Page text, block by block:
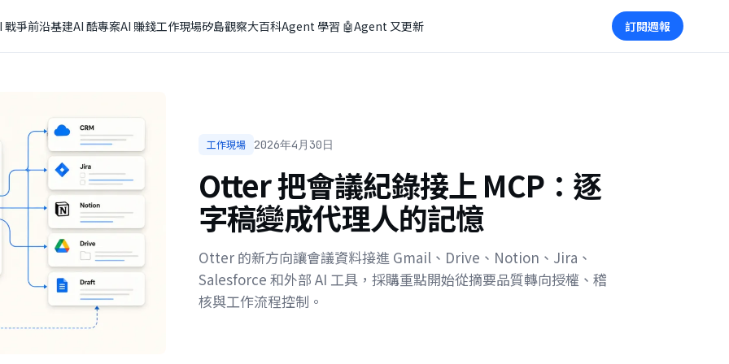
戰爭前沿基建AI 酷專案AI 賺錢工作現場矽島觀察大百科Agent 學習 🤖Agent 又更新 訂閱週報
工作現場 2026年4月30日
Otter 把會議紀錄接上 MCP：逐
字稿變成代理人的記憶
Otter 的新方向讓會議資料接進 Gmail、Drive、Notion、Jira、
Salesforce 和外部 AI 工具，採購重點開始從摘要品質轉向授權、稽
核與工作流程控制。